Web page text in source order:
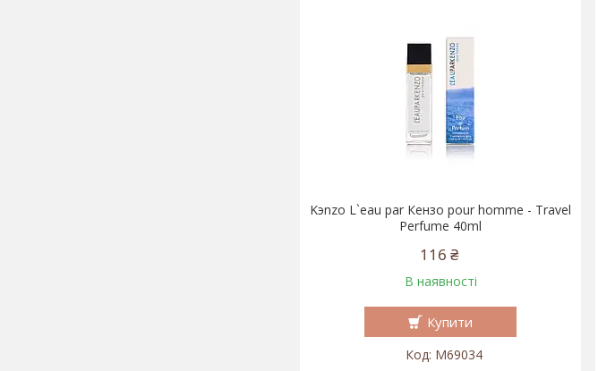
Kэnzo L`eau par Кензо pour homme - Travel
Perfume 40ml
116 ₴
В наявності
Купити
M69034